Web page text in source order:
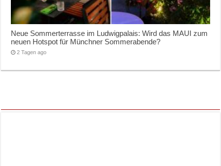
Neue Sommerterrasse im Ludwigpalais: Wird das MAUI zum
neuen Hotspot für Münchner Sommerabende?
2 Tagen ago